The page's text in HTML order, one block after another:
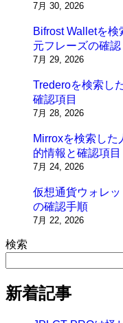
7月 30, 2026
Bifrost Walletを
元フレーズの確認
7月 29, 2026
Trederoを検索し
確認項目
7月 28, 2026
Mirroxを検索し
的情報と確認項目
7月 24, 2026
仮想通貨ウォレ
の確認手順
7月 22, 2026
検索
新着記事